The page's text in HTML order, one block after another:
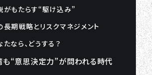
もたらす“駆け込み”
期戦略とリスクマネジメント
なら、どうする？
も“意思決定力”が問われる時代